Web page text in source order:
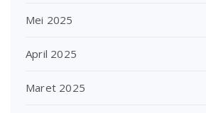
Mei 2025
April 2025
Maret 2025